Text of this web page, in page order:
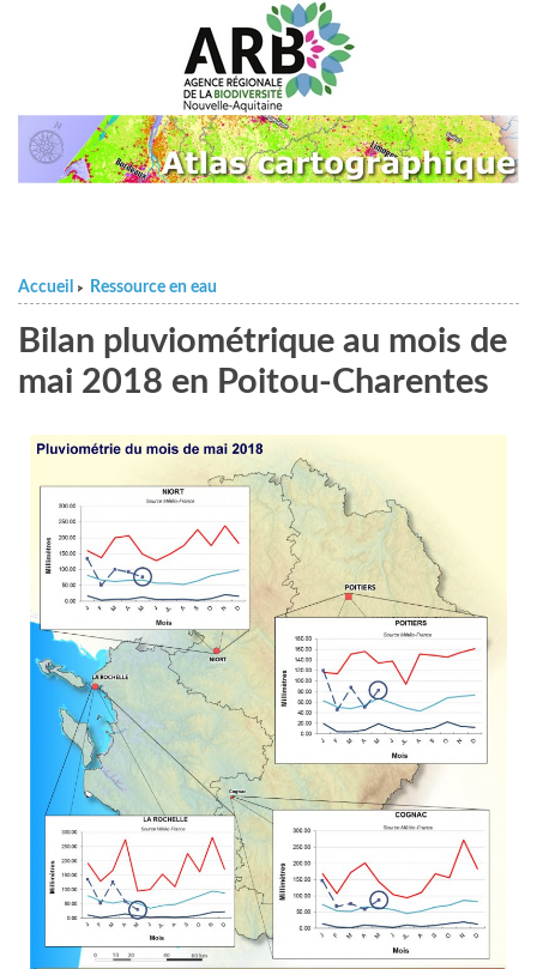
Accueil > Ressource en eau
Bilan pluviométrique au mois de
mai 2018 en Poitou-Charentes